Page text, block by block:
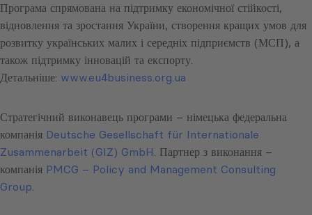
Програма спрямована на підтримку економічної стійкості,
відновлення та зростання України, створення кращих умов для
розвитку українських малих і середніх підприємств (МСП), а
також підтримку інновацій та експорту.
Детальніше: www.eu4business.org.ua
Стратегічний виконавець програми – німецька федеральна
компанія Deutsche Gesellschaft für Internationale
Zusammenarbeit (GIZ) GmbH. Партнер з виконання –
компанія PMCG – Policy and Management Consulting
Group.